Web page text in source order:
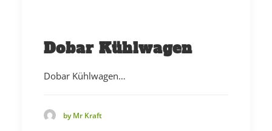
Dobar Kühlwagen
Dobar Kühlwagen…
by Mr Kraft